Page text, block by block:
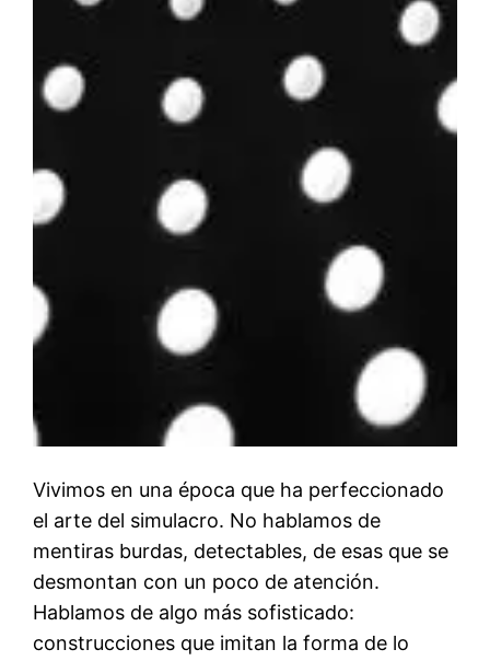
Vivimos en una época que ha perfeccionado
el arte del simulacro. No hablamos de
mentiras burdas, detectables, de esas que se
desmontan con un poco de atención.
Hablamos de algo más sofisticado:
construcciones que imitan la forma de lo